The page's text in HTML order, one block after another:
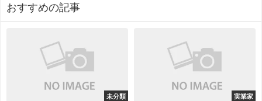
おすすめの記事
未分類 実業家